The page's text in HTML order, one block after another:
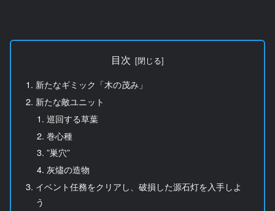
目次
新たなギミック「木の茂み」
新たな敵ユニット
巡回する草葉
巻心種
”巣穴”
灰燼の造物
イベント任務をクリアし、破損した源石灯を入手しよ
う